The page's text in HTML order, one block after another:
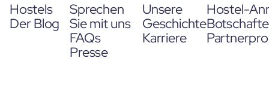
Hostels
Der Blog
Sprechen
Sie mit uns
FAQs
Presse
Unsere
Geschichte
Karriere
Hostel-